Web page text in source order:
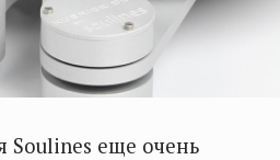
Soulines еще очень